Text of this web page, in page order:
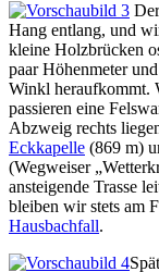
Hang entlang, und
kleine Holzbrücken
paar Höhenmeter
Winkl heraufkommt.
passieren eine
Abzweig rechts
Eckkapelle (869 m)
(Wegweiser
ansteigende Trasse
bleiben wir stets am
Hausbachfall.